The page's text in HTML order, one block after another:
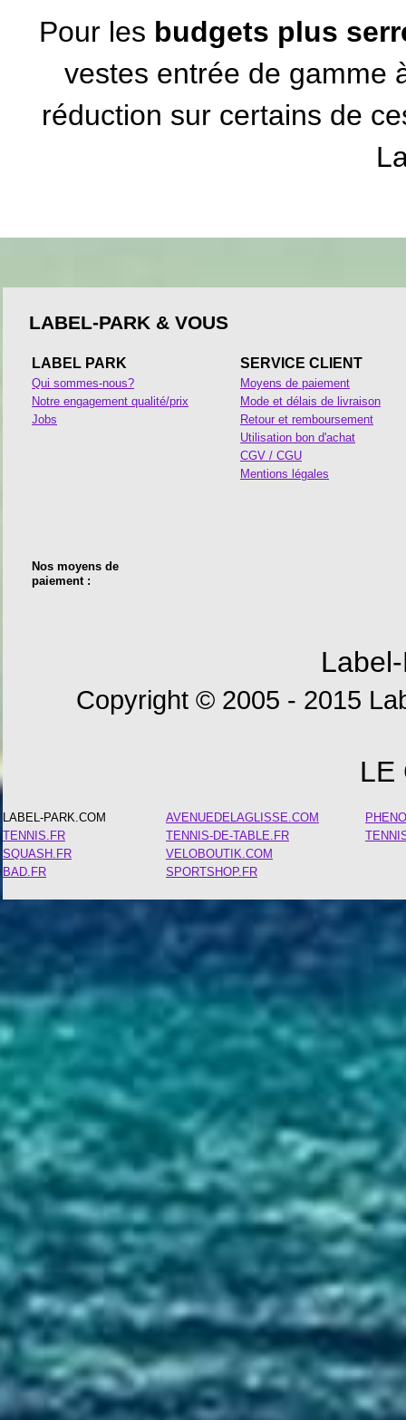
Pour les budgets plus
vestes entrée de gamme
réduction sur certains de
LABEL-PARK & VOUS
LABEL PARK
Qui sommes-nous?
Notre engagement qualité/prix
Jobs
SERVICE CLIENT
Moyens de paiement
Mode et délais de livraison
Retour et remboursement
Utilisation bon d'achat
CGV / CGU
Mentions légales
Nos moyens de
paiement :
Copyright © 2005 - 2015
LE
LABEL-PARK.COM
TENNIS.FR
SQUASH.FR
BAD.FR
AVENUEDELAGLISSE.COM
TENNIS-DE-TABLE.FR
VELOBOUTIK.COM
SPORTSHOP.FR